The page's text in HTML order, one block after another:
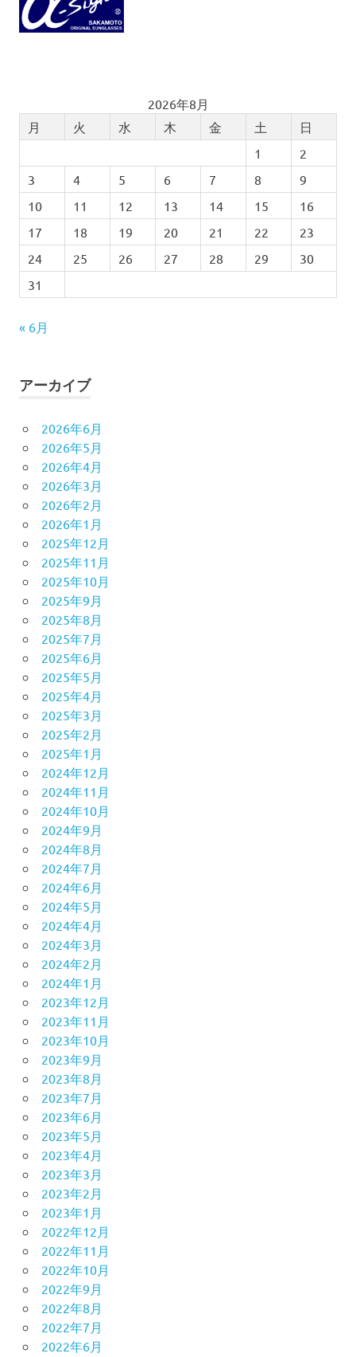
2026年8月
月
火 水 木 金 土
日
1
2
3
4 5 6 7 8
9
10
11 12 13 14 15
16
17
18 19 20 21 22
23
24
25 26 27 28 29
30
31
« 6月
アーカイブ
2026年6月
2026年5月
2026年4月
2026年3月
2026年2月
2026年1月
2025年12月
2025年11月
2025年10月
2025年9月
2025年8月
2025年7月
2025年6月
2025年5月
2025年4月
2025年3月
2025年2月
2025年1月
2024年12月
2024年11月
2024年10月
2024年9月
2024年8月
2024年7月
2024年6月
2024年5月
2024年4月
2024年3月
2024年2月
2024年1月
2023年12月
2023年11月
2023年10月
2023年9月
2023年8月
2023年7月
2023年6月
2023年5月
2023年4月
2023年3月
2023年2月
2023年1月
2022年12月
2022年11月
2022年10月
2022年9月
2022年8月
2022年7月
2022年6月